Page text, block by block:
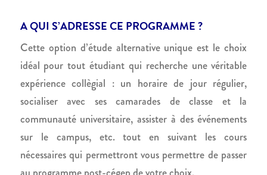
A QUI S’ADRESSE CE PROGRAMME ?
Cette option d’étude alternative unique est le choix
idéal pour tout étudiant qui recherche une véritable
expérience collègial : un horaire de jour régulier,
socialiser avec ses camarades de classe et la
communauté universitaire, assister à des événements
sur le campus, etc. tout en suivant les cours
nécessaires qui permettront vous permettre de passer